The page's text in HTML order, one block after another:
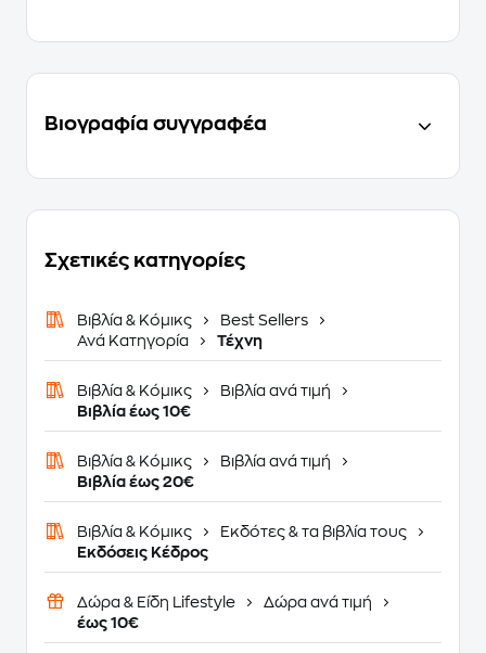
Βιογραφία συγγραφέα
Σχετικές κατηγορίες
Βιβλία & Κόμικς
Best Sellers
Ανά Κατηγορία
Τέχνη
Βιβλία & Κόμικς
Βιβλία ανά τιμή
Βιβλία έως 10€
Βιβλία & Κόμικς
Βιβλία ανά τιμή
Βιβλία έως 20€
Βιβλία & Κόμικς
Εκδότες & τα βιβλία τους
Εκδόσεις Κέδρος
Δώρα & Είδη Lifestyle
Δώρα ανά τιμή
έως 10€